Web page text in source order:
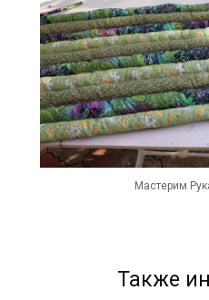
Мастерим
Также